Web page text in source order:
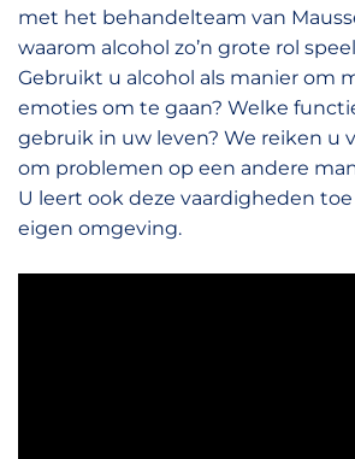
met het behandelteam van
waarom alcohol zo’n grote rol
Gebruikt u alcohol als manier om
emoties om te gaan? Welke
gebruik in uw leven? We reiken u
om problemen op een andere
U leert ook deze vaardigheden
eigen omgeving.